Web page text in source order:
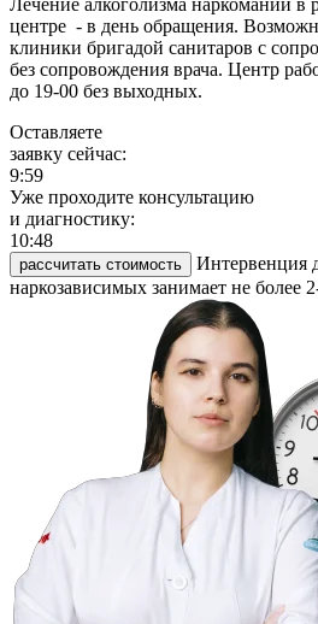
Лечение алкоголизма наркомании в
центре - в день обращения.
клиники бригадой санитаров с
без сопровождения врача. Центр
до 19-00 без выходных.
Оставляете
заявку сейчас:
9:59
Уже проходите консультацию
и диагностику:
10:48
рассчитать стоимость
Интервенция
наркозависимых занимает не более